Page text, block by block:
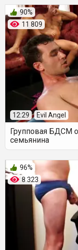
11 809
90%
12:29 Evil Angel
Групповая БДСМ
семьянина
8 323
96%